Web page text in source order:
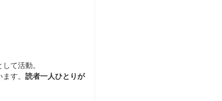
て活動。
す。 読者一人ひとりが